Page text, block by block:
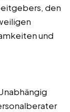
den
und